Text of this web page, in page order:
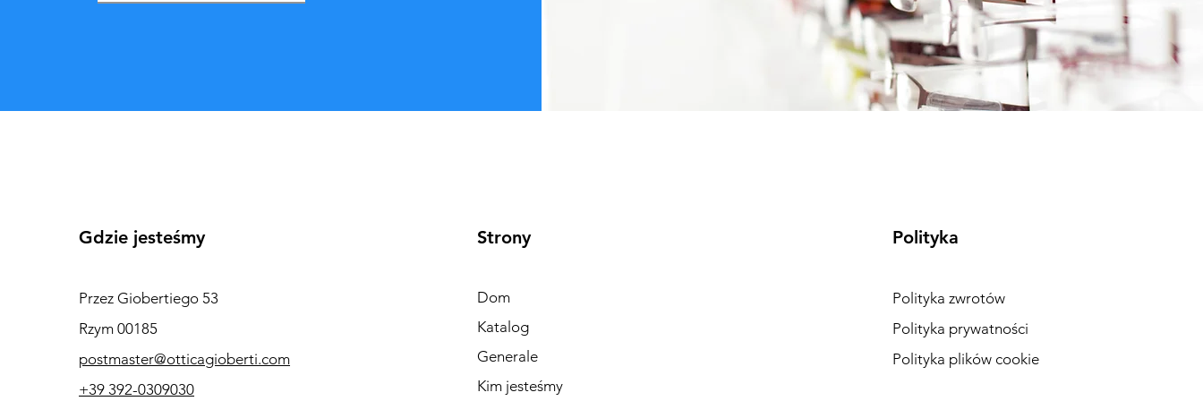
Gdzie jesteśmy
Przez Giobertiego 53
Rzym 00185
postmaster@otticagioberti.com
+39 392-0309030
Strony
Dom
Katalog
Generale
Kim jesteśmy
Polityka
Polityka zwrotów
Polityka prywatności
Polityka plików cookie